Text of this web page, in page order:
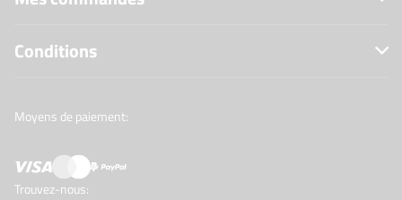
Conditions
Moyens de paiement:
Trouvez-nous: